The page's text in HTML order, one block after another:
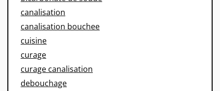
canalisation
canalisation bouchee
cuisine
curage
curage canalisation
debouchage